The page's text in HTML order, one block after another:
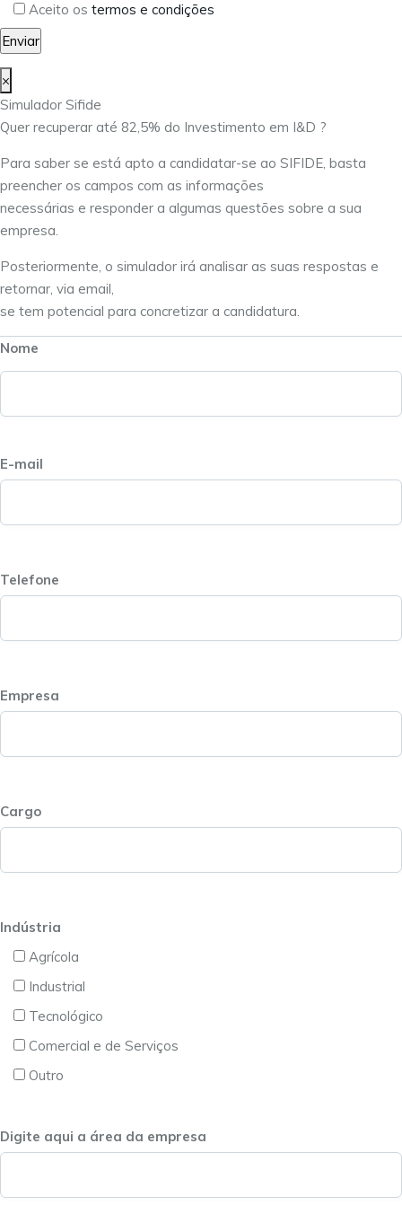
Aceito os termos e condições
×
Simulador Sifide
Quer recuperar até 82,5% do Investimento em I&D ?
Para saber se está apto a candidatar-se ao SIFIDE, basta
preencher os campos com as informações
necessárias e responder a algumas questões sobre a sua
empresa.
Posteriormente, o simulador irá analisar as suas respostas e
retornar, via email,
se tem potencial para concretizar a candidatura.
Nome
E-mail
Telefone
Empresa
Cargo
Indústria
Agrícola
Industrial
Tecnológico
Comercial e de Serviços
Outro
Digite aqui a área da empresa